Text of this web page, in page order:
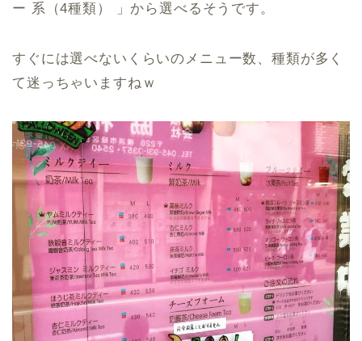
ー 系（4種類） 」から選べるそうです。
すぐには選べないくらいのメニュー数、種類が多く
て迷っちゃいますねｗ